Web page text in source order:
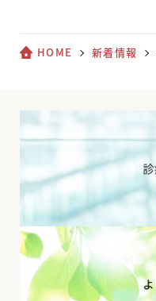
HOME 新着情報